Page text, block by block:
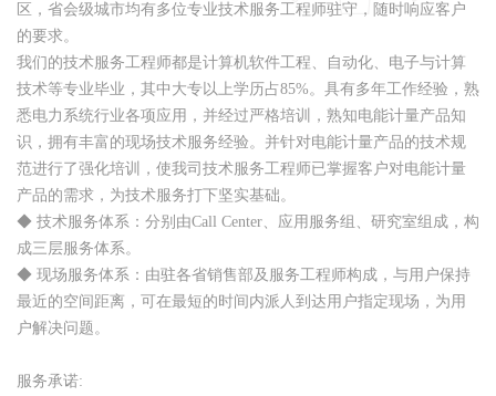
区，省会级城市均有多位专业技术服务工程师驻守，随时响应客户
的要求。
我们的技术服务工程师都是计算机软件工程、自动化、电子与计算
技术等专业毕业，其中大专以上学历占85%。具有多年工作经验，熟
悉电力系统行业各项应用，并经过严格培训，熟知电能计量产品知
识，拥有丰富的现场技术服务经验。并针对电能计量产品的技术规
范进行了强化培训，使我司技术服务工程师已掌握客户对电能计量
产品的需求，为技术服务打下坚实基础。
◆ 技术服务体系：分别由Call Center、应用服务组、研究室组成，构
成三层服务体系。
◆ 现场服务体系：由驻各省销售部及服务工程师构成，与用户保持
最近的空间距离，可在最短的时间内派人到达用户指定现场，为用
户解决问题。
服务承诺: